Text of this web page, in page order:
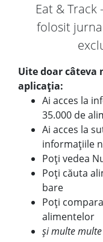
Eat &
folosit
Uite doar câteva
aplicația:
Ai acces la
35.000 de
Ai acces la
informațiile
Poți vedea
Poți căuta
bare
Poți
alimentelor
și multe